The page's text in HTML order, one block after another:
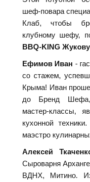
шеф-повара
Клаб, чтобы
клубному шефу,
BBQ-KING
Ефимов Иван -
со стажем,
Крыма! Иван
до Бренд Шефа,
мастер-классы,
кухонной
маэстро
Алексей
Cыроварня
ВДНХ, Митино.